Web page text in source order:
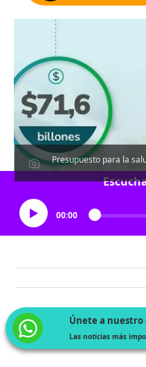
Presupuesto para la
00:00
Únete a nuestro
Las noticias más